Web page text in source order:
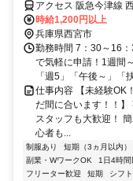
アクセス 阪急今津線
北口北西口徒歩約1分
北口駅」から徒歩1分
時給1,200円以上
兵庫県西宮市
勤務時間 7：30～16
で気軽に申請！1週間
「週5」「午後～」「
仕事内容 【未経験OK
だ間に合います！！
スタッフも大歓迎！
心者も...
制服あり 短期（3ヵ月以内）
副業・WワークOK
1日4時間
フリーター歓迎
短期 シフ